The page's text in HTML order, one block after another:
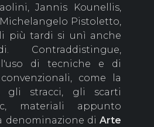
Jannis Kounellis,
Pistoletto,
più tardi si unì anche
Contraddistingue,
di tecniche e di
come la
gli stracci, gli scarti
materiali appunto
denominazione di Arte